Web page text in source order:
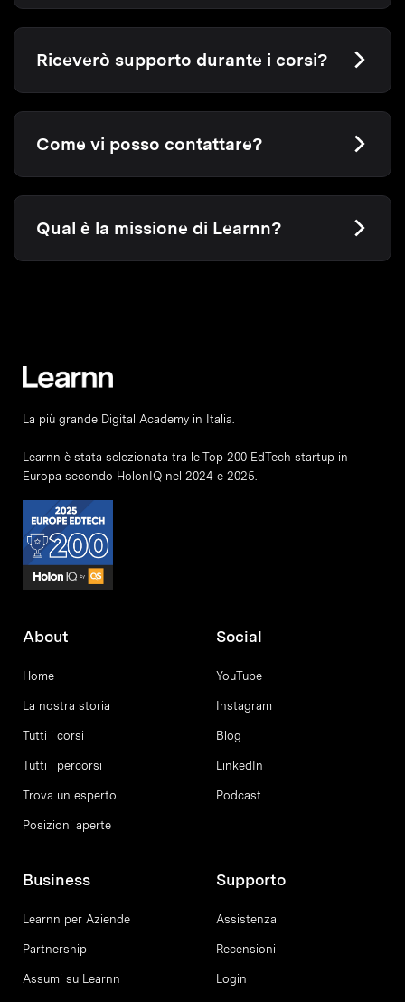
Riceverò supporto durante i corsi?
Come vi posso contattare?
Qual è la missione di Learnn?
La più grande Digital Academy in Italia.
Learnn è stata selezionata tra le Top 200 EdTech startup in
Europa secondo HolonIQ nel 2024 e 2025.
About
Home
La nostra storia
Tutti i corsi
Tutti i percorsi
Trova un esperto
Posizioni aperte
Social
YouTube
Instagram
Blog
LinkedIn
Podcast
Business
Learnn per Aziende
Partnership
Assumi su Learnn
Supporto
Assistenza
Recensioni
Login